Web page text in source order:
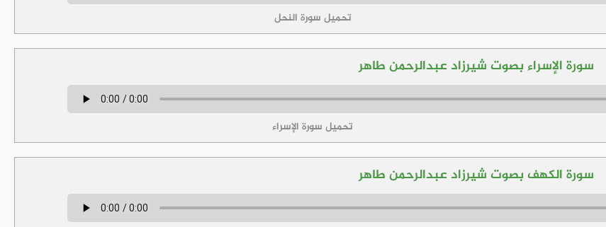
تحميل سورة النحل
سورة الإسراء بصوت شيرزاد عبدالرحمن طاهر
تحميل سورة الإسراء
سورة الكهف بصوت شيرزاد عبدالرحمن طاهر